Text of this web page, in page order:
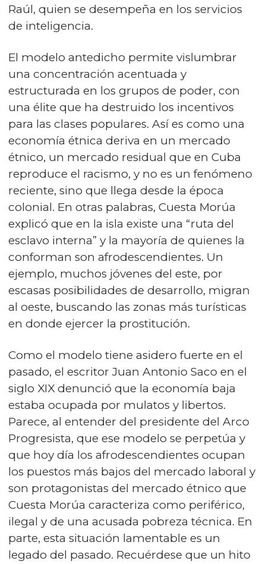
Raúl, quien se desempeña en los servicios
de inteligencia.
El modelo antedicho permite vislumbrar
una concentración acentuada y
estructurada en los grupos de poder, con
una élite que ha destruido los incentivos
para las clases populares. Así es como una
economía étnica deriva en un mercado
étnico, un mercado residual que en Cuba
reproduce el racismo, y no es un fenómeno
reciente, sino que llega desde la época
colonial. En otras palabras, Cuesta Morúa
explicó que en la isla existe una “ruta del
esclavo interna” y la mayoría de quienes la
conforman son afrodescendientes. Un
ejemplo, muchos jóvenes del este, por
escasas posibilidades de desarrollo, migran
al oeste, buscando las zonas más turísticas
en donde ejercer la prostitución.
Como el modelo tiene asidero fuerte en el
pasado, el escritor Juan Antonio Saco en el
siglo XIX denunció que la economía baja
estaba ocupada por mulatos y libertos.
Parece, al entender del presidente del Arco
Progresista, que ese modelo se perpetúa y
que hoy día los afrodescendientes ocupan
los puestos más bajos del mercado laboral y
son protagonistas del mercado étnico que
Cuesta Morúa caracteriza como periférico,
ilegal y de una acusada pobreza técnica. En
parte, esta situación lamentable es un
legado del pasado. Recuérdese que un hito